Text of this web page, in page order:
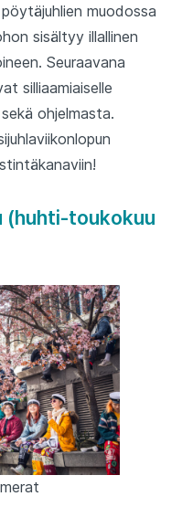
muodossa
sisältyy illallinen
Seuraavana
silliaamiaiselle
ohjelmasta.
(huhti-toukokuu